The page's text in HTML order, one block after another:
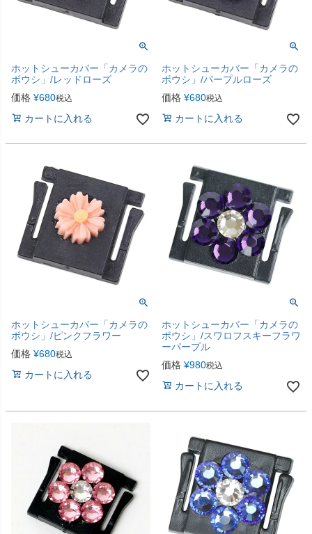
ホットシューカバー「カメラの
ボウシ」/レッドローズ
価格 ¥680税込
カートに入れる
ホットシューカバー「カメラの
ボウシ」/パープルローズ
価格 ¥680税込
カートに入れる
ホットシューカバー「カメラの
ボウシ」/ピンクフラワー
価格 ¥680税込
カートに入れる
ホットシューカバー「カメラの
ボウシ」/スワロフスキーフラワ
ーパープル
価格 ¥980税込
カートに入れる